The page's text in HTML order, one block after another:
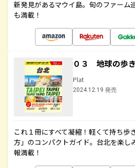
新発見があるマウイ島。旬のファーム
も満載！
０３ 地球の歩
Plat
2024.12.19 発売
これ１冊にすべて凝縮！軽くて持ち歩
方」のコンパクトガイド。台北を楽し
報満載！